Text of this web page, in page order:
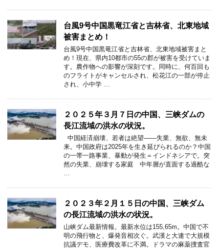
台風9号中国黒竜江省と吉林省、北東地域
被害まとめ！
台風9号中国黒竜江省と吉林省、北東地域被害まと
め！現在、県内10都市の55の郡が被害を受けていま
す。農作物への影響が深刻です。同時に、何百回も
のフライトがキャンセルされ、松花江の一部が停止
され、小中学 …
２０２５年３月７日の中国、三峡ダムの
長江流域の洪水の状況。
中国経済崩壊、若者は絶望——失業、無欲、無未
来。中国政府は2025年を生き延びられるのか？中国
の一帯一路事業、暴動が発生＝インドネシアで。突
然の失業、崩壊する家庭 中年層が直面する過酷な
…
２０２３年２月１５日の中国、三峡ダム
の長江流域の洪水の状況。
山峡ダム最新情報。最新水位は155,65m。中国で不
明の飛行物と、爆発音相次ぐ。武漢と大連で大規模
抗議デモ、医療費改革に不満。ドラマの麻薬捜査官